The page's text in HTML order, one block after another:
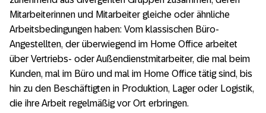
Mitarbeiterinnen und Mitarbeiter gleiche oder ähnliche
Arbeitsbedingungen haben: Vom klassischen Büro-
Angestellten, der überwiegend im Home Office arbeitet
über Vertriebs- oder Außendienstmitarbeiter, die mal beim
Kunden, mal im Büro und mal im Home Office tätig sind, bis
hin zu den Beschäftigten in Produktion, Lager oder Logistik,
die ihre Arbeit regelmäßig vor Ort erbringen.